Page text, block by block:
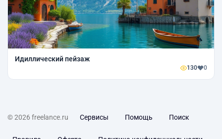
Идиллический пейзаж
130 0
© 2026 freelance.ru Сервисы Помощь Поиск